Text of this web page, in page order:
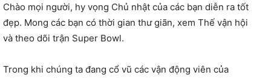
Chào mọi người, hy vọng Chủ nhật của các bạn diễn ra tốt
đẹp. Mong các bạn có thời gian thư giãn, xem Thế vận hội
và theo dõi trận Super Bowl.
Trong khi chúng ta đang cổ vũ các vận động viên của